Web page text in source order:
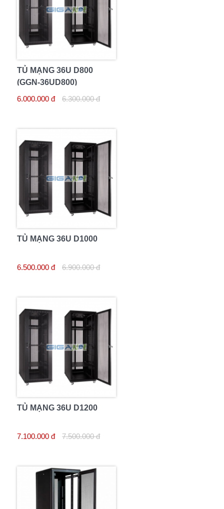
TỦ MẠNG 36U D800
(GGN-36UD800)
6.000.000 đ
6.300.000 đ
TỦ MẠNG 36U D1000
6.500.000 đ 6.900.000 đ
TỦ MẠNG 36U D1200
7.100.000 đ 7.500.000 đ